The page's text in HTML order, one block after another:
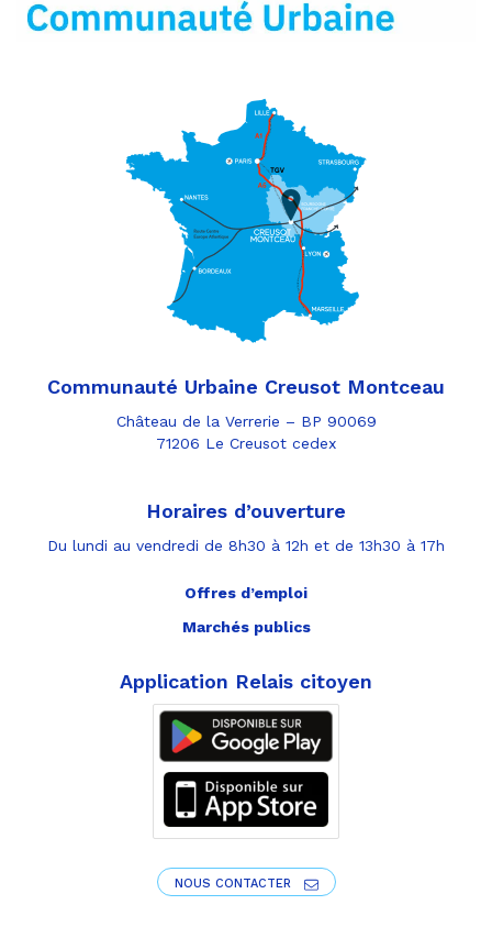
Communauté Urbaine Creusot Montceau
Château de la Verrerie – BP 90069
71206 Le Creusot cedex
Horaires d’ouverture
Du lundi au vendredi de 8h30 à 12h et de 13h30 à 17h
Offres d’emploi
Marchés publics
Application Relais citoyen
NOUS CONTACTER